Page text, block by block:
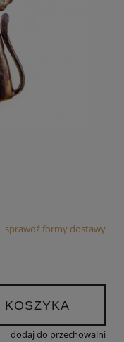
płatności
sprawdź formy dostawy
KOSZYKA
dodaj do przechowalni